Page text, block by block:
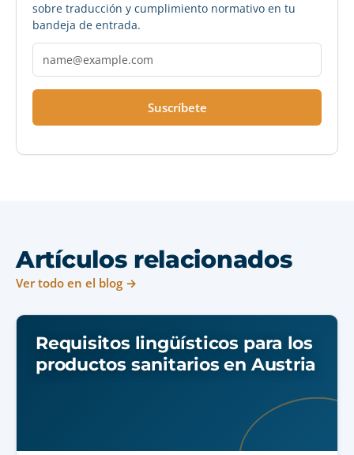
sobre traducción y cumplimiento normativo en tu
bandeja de entrada.
Suscríbete
Artículos relacionados
Ver todo en el blog →
Requisitos lingüísticos para los
productos sanitarios en Austria